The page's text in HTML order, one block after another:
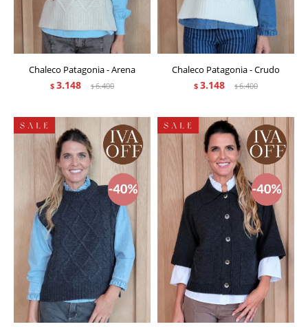
Chaleco Patagonia - Arena
$ 3.148 $6.400
Chaleco Patagonia - Crudo
$ 3.148 $6.400